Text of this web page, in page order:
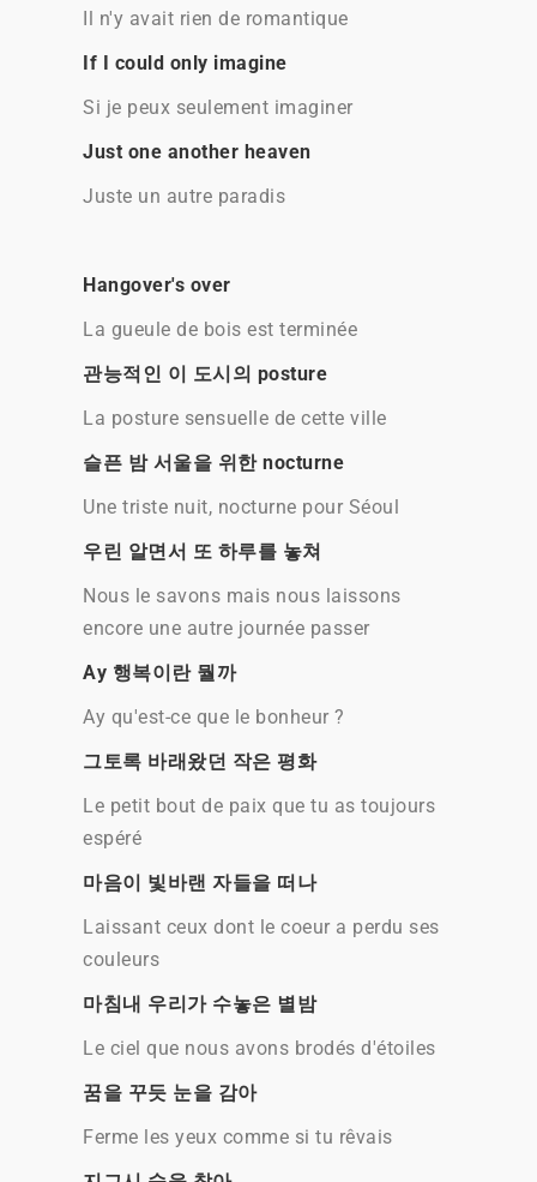
Il n'y avait rien de romantique
If I could only imagine
Si je peux seulement imaginer
Just one another heaven
Juste un autre paradis
Hangover's over
La gueule de bois est terminée
관능적인 이 도시의 posture
La posture sensuelle de cette ville
슬픈 밤 서울을 위한 nocturne
Une triste nuit, nocturne pour Séoul
우린 알면서 또 하루를 놓쳐
Nous le savons mais nous laissons
encore une autre journée passer
Ay 행복이란 뭘까
Ay qu'est-ce que le bonheur ?
그토록 바래왔던 작은 평화
Le petit bout de paix que tu as toujours
espéré
마음이 빛바랜 자들을 떠나
Laissant ceux dont le coeur a perdu ses
couleurs
마침내 우리가 수놓은 별밤
Le ciel que nous avons brodés d'étoiles
꿈을 꾸듯 눈을 감아
Ferme les yeux comme si tu rêvais